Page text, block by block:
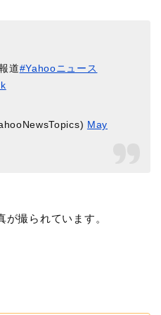
道#Yahooニュース
May
撮られています。